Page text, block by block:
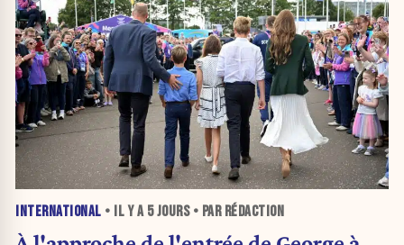
INTERNATIONAL • IL Y A 5 JOURS• PAR RÉDACTION